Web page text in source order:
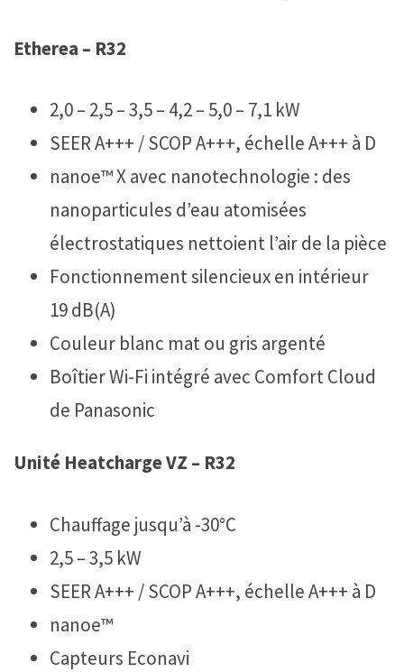
Etherea – R32
2,0 – 2,5 – 3,5 – 4,2 – 5,0 – 7,1 kW
SEER A+++ / SCOP A+++, échelle A+++ à D
nanoe™ X avec nanotechnologie : des
nanoparticules d’eau atomisées
électrostatiques nettoient l’air de la pièce
Fonctionnement silencieux en intérieur
19 dB(A)
Couleur blanc mat ou gris argenté
Boîtier Wi-Fi intégré avec Comfort Cloud
de Panasonic
Unité Heatcharge VZ – R32
Chauffage jusqu’à -30°C
2,5 – 3,5 kW
SEER A+++ / SCOP A+++, échelle A+++ à D
nanoe™
Capteurs Econavi